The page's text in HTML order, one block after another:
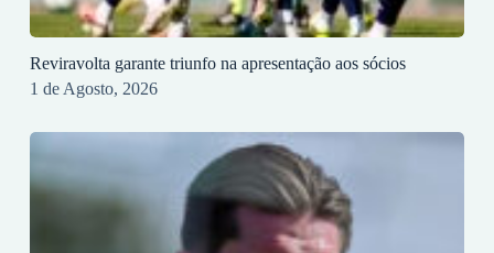
Reviravolta garante triunfo na apresentação aos sócios
1 de Agosto, 2026